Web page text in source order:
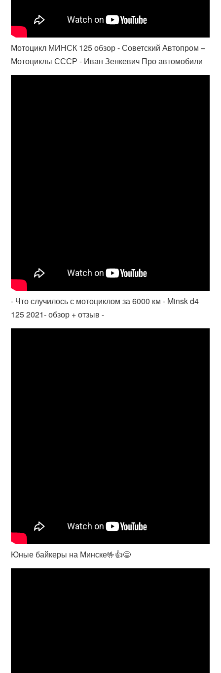
Мотоцикл МИНСК 125 обзор - Советский Автопром –
Мотоциклы СССР - Иван Зенкевич Про автомобили
- Что случилось с мотоциклом за 6000 км - Minsk d4
125 2021- обзор + отзыв -
Юные байкеры на Минске🤟👍😁